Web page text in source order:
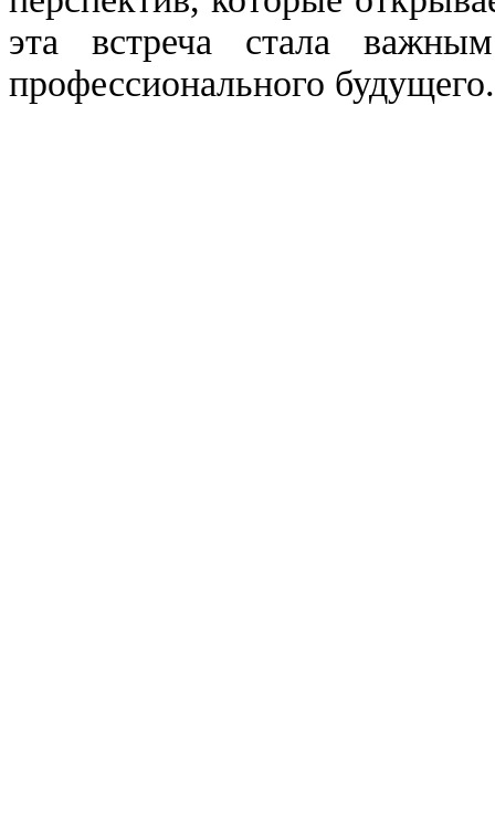
эта встреча стала
профессионального будущего.